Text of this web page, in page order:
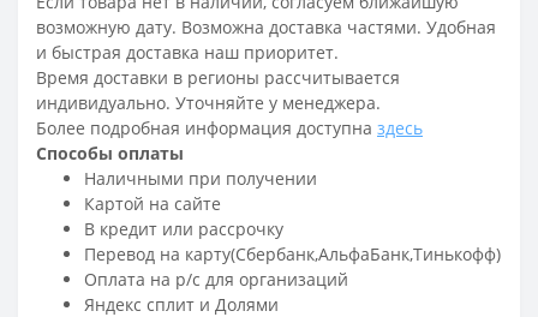
возможную дату. Возможна доставка частями. Удобная
и быстрая доставка наш приоритет.
Время доставки в регионы рассчитывается
индивидуально. Уточняйте у менеджера.
Более подробная информация доступна здесь
Способы оплаты
Наличными при получении
Картой на сайте
В кредит или рассрочку
Перевод на карту(Сбербанк,АльфаБанк,Тинькофф)
Оплата на р/c для организаций
Яндекс сплит и Долями